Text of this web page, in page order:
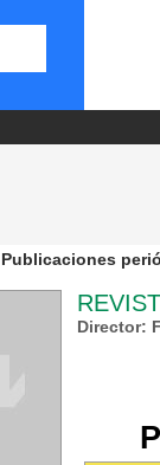
Publicaciones
Director: